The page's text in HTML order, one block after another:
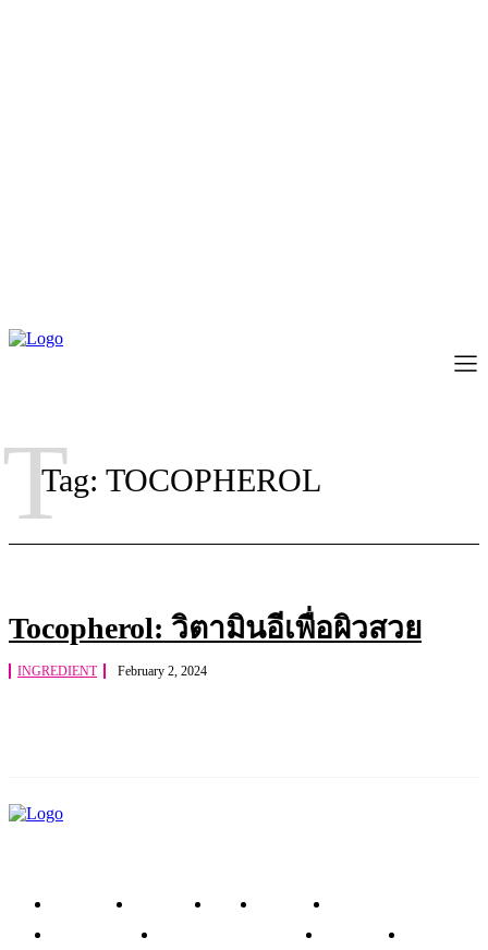
Tag: TOCOPHEROL
T
Tocopherol: วิตามินอีเพื่อผิวสวย
INGREDIENT February 2, 2024
หน้าแรก ข่าวสาร รีวิว โซลูชัน
อาหารเสริม
ศัลยกรรมความงาม บทความ